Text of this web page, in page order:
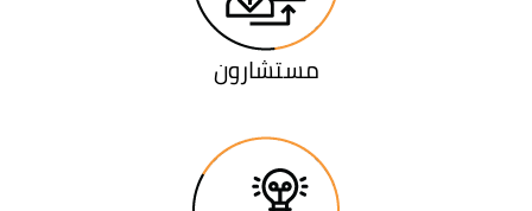
مستشارون